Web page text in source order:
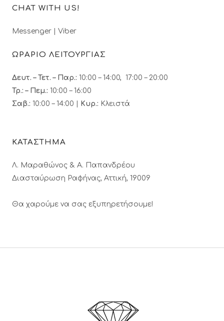
CHAT WITH US!
Messenger Viber
ΩΡΑΡΙΟ ΛΕΙΤΟΥΡΓΙΑΣ
Δευτ. – Τετ. – Παρ.: 10:00 – 14:00, 17:00 – 20:00
Τρ.: – Πεμ.: 10:00 – 16:00
Σαβ.: 10:00 – 14:00 | Κυρ.: Κλειστά
ΚΑΤΑΣΤΗΜΑ
Λ. Μαραθώνος & A. Παπανδρέου
Διασταύρωση Ραφήνας, Αττική, 19009
Θα χαρούμε να σας εξυπηρετήσουμε!